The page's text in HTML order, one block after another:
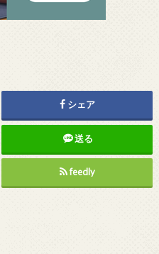
シェア
送る
feedly